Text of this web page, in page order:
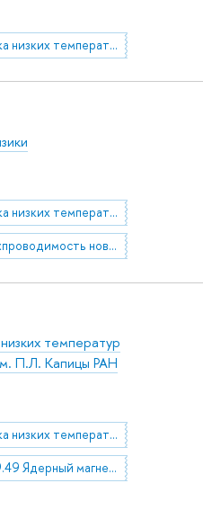
физика низких температур
физика низких температур
сверхпроводимость новых материалов
температур
П.Л. Капицы РАН
физика низких температур
29.19.49 Ядерный магнетизм